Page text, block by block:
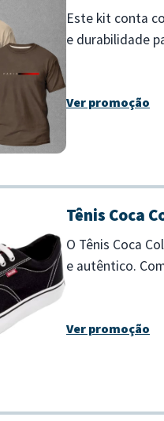
Este kit conta
e durabilidade
Ver promoção
Tênis Coca
O Tênis Coca
e autêntico.
Ver promoção